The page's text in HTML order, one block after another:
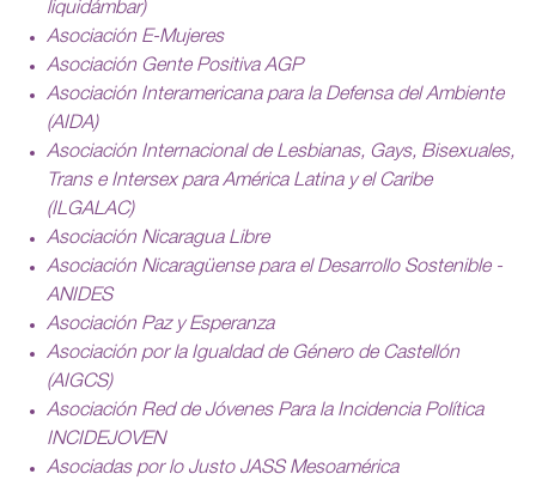
liquidámbar)
Asociación E-Mujeres
Asociación Gente Positiva AGP
Asociación Interamericana para la Defensa del Ambiente
(AIDA)
Asociación Internacional de Lesbianas, Gays, Bisexuales,
Trans e Intersex para América Latina y el Caribe
(ILGALAC)
Asociación Nicaragua Libre
Asociación Nicaragüense para el Desarrollo Sostenible -
ANIDES
Asociación Paz y Esperanza
Asociación por la Igualdad de Género de Castellón
(AIGCS)
Asociación Red de Jóvenes Para la Incidencia Política
INCIDEJOVEN
Asociadas por lo Justo JASS Mesoamérica